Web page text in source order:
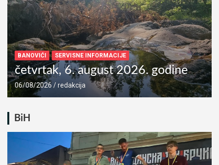
BANOVIĆI SERVISNE INFORMACIJE
srijeda, 5. august 2026. godine
05/08/2026 redakcija
BiH